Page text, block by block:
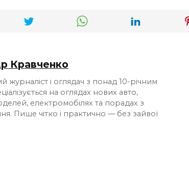
Кравченко
журналіст і оглядач з понад 10-річним
на оглядах нових авто,
електромобілях та порадах з
Пише чітко і практично — без зайвої